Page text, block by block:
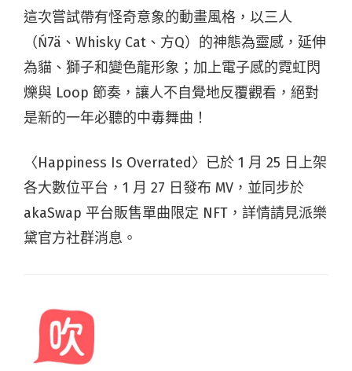
這次嘗試帶有怪奇意象的動畫風格，以三人
（Ń7ä、Whisky Cat、方Q）的神態為靈感，延伸
為貓、獅子和變色龍形象；加上電子感的霓虹閃
爍與 Loop 節奏，讓人不自覺地反覆觀看，絕對
是新的一年必聽的中毒舞曲！
〈Happiness Is Overrated〉已於 1 月 25 日上架
各大數位平台，1 月 27 日發布 MV，並同步於
akaSwap 平台販售單曲限定 NFT，詳情請見派樂
黛官方社群消息。